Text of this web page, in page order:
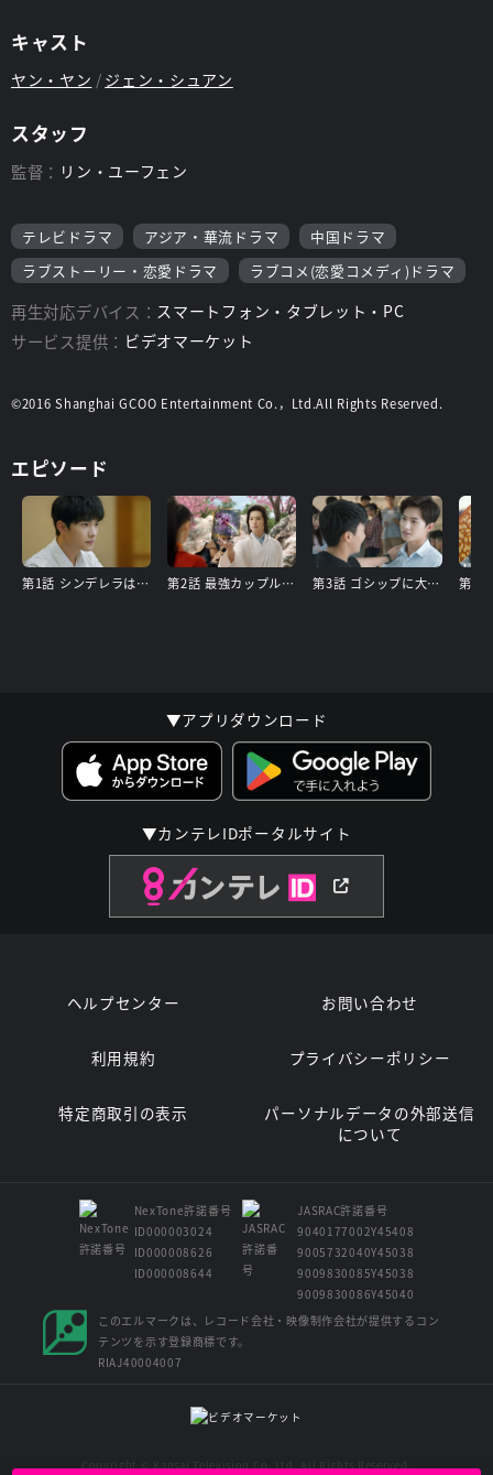
キャスト
ヤン・ヤン ジェン・シュアン
スタッフ
監督： リン・ユーフェン
テレビドラマ アジア・華流ドラマ
中国ドラマ
ラブストーリー・恋愛ドラマ
ラブコメ(恋愛コメディ)ドラマ
再生対応デバイス： スマートフォン・タブレット・PC
サービス提供： ビデオマーケット
©2016 Shanghai GCOO Entertainment Co.，Ltd.All Rights Reserved.
エピソード
第1話 シンデレラはゲームがお好き? 第2話 最強カップル誕生 第3話 ゴシップに大迷惑! 第4
▼アプリダウンロード
▼カンテレIDポータルサイト
ヘルプセンター お問い合わせ
利用規約 プライバシーポリシー
特定商取引の表示
パーソナルデータの外部送信
について
NexTone許諾番号
ID000003024
ID000008626
ID000008644
JASRAC許諾番号
9040177002Y45408
9005732040Y45038
9009830085Y45038
9009830086Y45040
このエルマークは、レコード会社・映像制作会社が提供するコン
テンツを示す登録商標です。
RIAJ40004007
Copyright © Kansai Television Co. Ltd. All Rights Reserved.